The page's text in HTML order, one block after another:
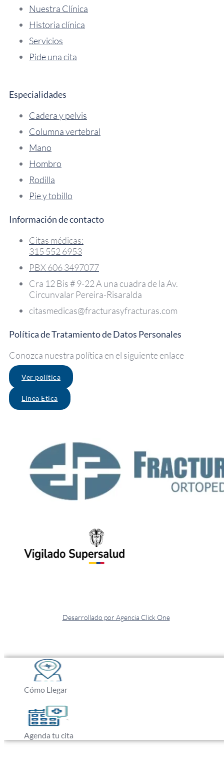
Nuestra Clínica
Historia clínica
Servicios
Pide una cita
Especialidades
Cadera y pelvis
Columna vertebral
Mano
Hombro
Rodilla
Pie y tobillo
Información de contacto
Citas médicas:
315 552 6953
PBX 606 3497077
Cra 12 Bis # 9-22 A una cuadra de la Av.
Circunvalar Pereira-Risaralda
citasmedicas@fracturasyfracturas.com
Política de Tratamiento de Datos Personales
Conozca nuestra política en el siguiente enlace
Ver política
Línea Etica
Desarrollado por Agencia Click One
Cómo Llegar
Agenda tu cita